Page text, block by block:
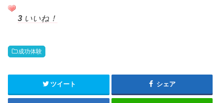
3 いいね！
成功体験
ツイート シェア